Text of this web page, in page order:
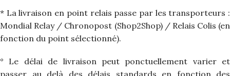
* La livraison en point relais passe par les transporteurs :
Mondial Relay / Chronopost (Shop2Shop) / Relais Colis (en
fonction du point sélectionné).
° Le délai de livraison peut ponctuellement varier et
passer au delà des délais standards en fonction des